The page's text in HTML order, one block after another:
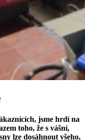
jsme hrdí na
toho, že s vášní,
lze dosáhnout všeho,